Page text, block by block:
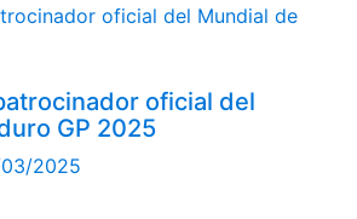
oficial del
GP 2025
2025